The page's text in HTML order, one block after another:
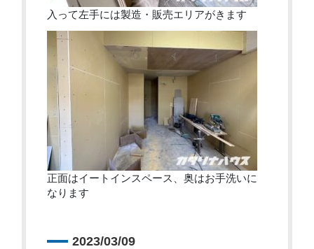
入って左手には製造・販売エリアがきます
正面はイートインスペース、奥はお手洗いに
なります
2023/03/09